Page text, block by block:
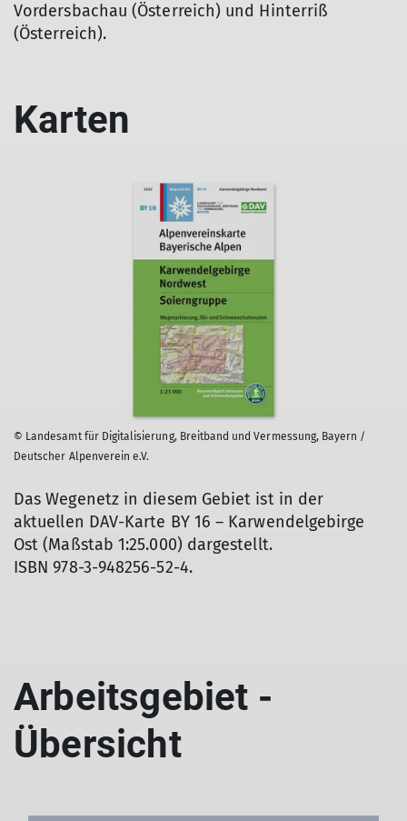
Vordersbachau (Österreich) und Hinterriß
(Österreich).
Karten
© Landesamt für Digitalisierung, Breitband und Vermessung, Bayern /
Deutscher Alpenverein e.V.
Das Wegenetz in diesem Gebiet ist in der
aktuellen DAV-Karte BY 16 – Karwendelgebirge
Ost (Maßstab 1:25.000) dargestellt.
ISBN 978-3-948256-52-4.
Arbeitsgebiet -
Übersicht